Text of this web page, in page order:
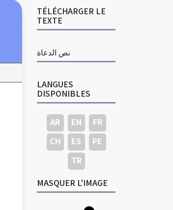
TÉLÉCHARGER LE
TEXTE
نص الدعاة
LANGUES
DISPONIBLES
AR EN
FR
CH
ES
PE
TR
MASQUER L'IMAGE